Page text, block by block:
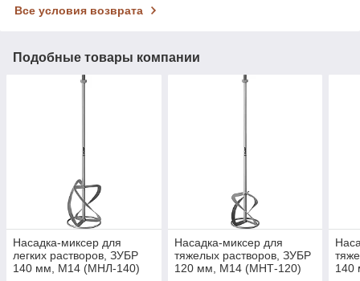
Все условия возврата
Подобные товары компании
Насадка-миксер для
легких растворов, ЗУБР
140 мм, М14 (МНЛ-140)
Насадка-миксер для
тяжелых растворов, ЗУБР
120 мм, М14 (МНТ-120)
140